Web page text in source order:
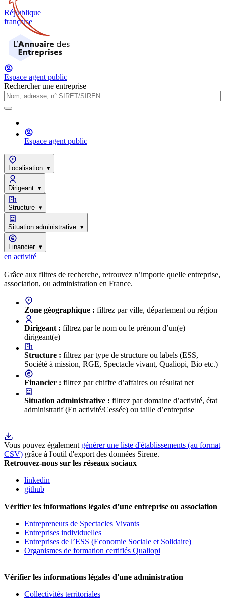
République
française
Espace agent public
Rechercher une entreprise
Espace agent public
Localisation ▾
Dirigeant ▾
Structure ▾
Situation administrative ▾
Financier▾
en activité
Résultats de recherche
Grâce aux filtres de recherche, retrouvez n’importe quelle entreprise,
association, ou administration en France.
Zone géographique : filtrez par ville, département ou région
Dirigeant : filtrez par le nom ou le prénom d’un(e)
dirigeant(e)
Structure : filtrez par type de structure ou labels (ESS,
Société à mission, RGE, Spectacle vivant, Qualiopi, Bio etc.)
Financier : filtrez par chiffre d’affaires ou résultat net
Situation administrative : filtrez par domaine d’activité, état
administratif (En activité/Cessée) ou taille d’entreprise
Vous pouvez également générer une liste d'établissements (au format
CSV) grâce à l'outil d'export des données Sirene.
Retrouvez-nous sur les réseaux sociaux
linkedin
github
Vérifier les informations légales d’une entreprise ou association
Entrepreneurs de Spectacles Vivants
Entreprises individuelles
Entreprises de l’ESS (Economie Sociale et Solidaire)
Organismes de formation certifiés Qualiopi
Vérifier les informations légales d'une administration
Collectivités territoriales